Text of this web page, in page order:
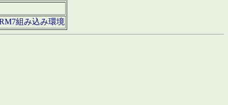
組み込み環境